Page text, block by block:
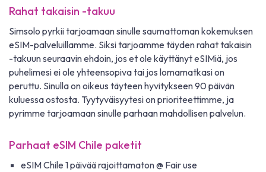
Rahat takaisin -takuu
Simsolo pyrkii tarjoamaan sinulle saumattoman kokemuksen
eSIM-palveluillamme. Siksi tarjoamme täyden rahat takaisin
-takuun seuraavin ehdoin, jos et ole käyttänyt eSIMiä, jos
puhelimesi ei ole yhteensopiva tai jos lomamatkasi on
peruttu. Sinulla on oikeus täyteen hyvitykseen 90 päivän
kuluessa ostosta. Tyytyväisyytesi on prioriteettimme, ja
pyrimme tarjoamaan sinulle parhaan mahdollisen palvelun.
Parhaat eSIM Chile paketit
eSIM Chile 1 päivää rajoittamaton @ Fair use